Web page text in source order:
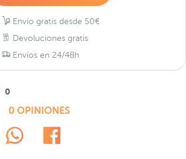
Envío gratis desde 50€
Devoluciones gratis
Envíos en 24/48h
0
0 OPINIONES